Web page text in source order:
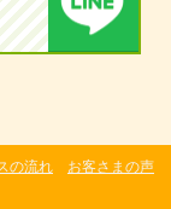
の流れ
お客さまの声